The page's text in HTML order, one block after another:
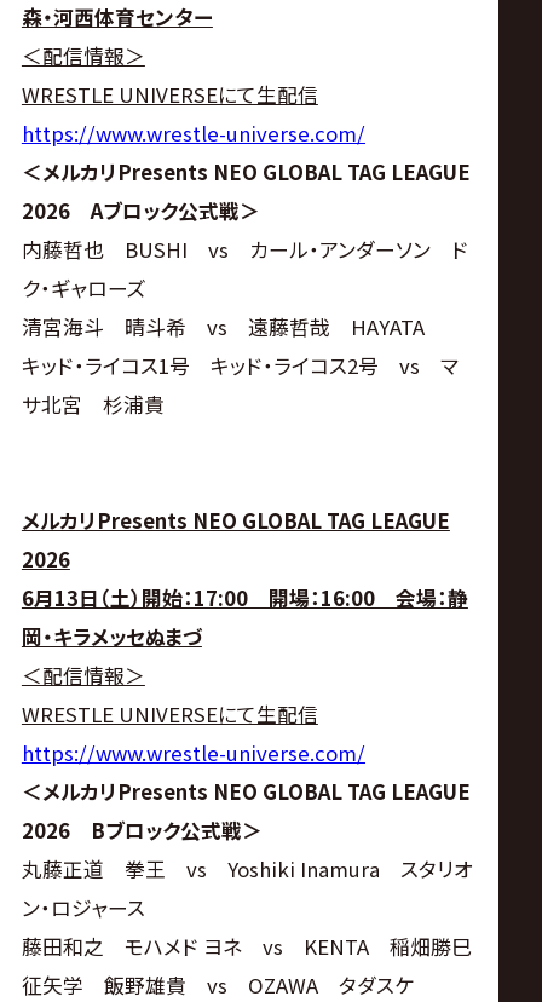
森・河西体育センター
＜配信情報＞
WRESTLE UNIVERSEにて生配信
https://www.wrestle-universe.com/
＜メルカリPresents NEO GLOBAL TAG LEAGUE
2026 Aブロック公式戦＞
内藤哲也 BUSHI vs カール・アンダーソン ド
ク・ギャローズ
清宮海斗 晴斗希 vs 遠藤哲哉 HAYATA
キッド・ライコス1号 キッド・ライコス2号 vs マ
サ北宮 杉浦貴
メルカリPresents NEO GLOBAL TAG LEAGUE
2026
6月13日（土）開始：17:00 開場：16:00 会場：静
岡・キラメッセぬまづ
＜配信情報＞
WRESTLE UNIVERSEにて生配信
https://www.wrestle-universe.com/
＜メルカリPresents NEO GLOBAL TAG LEAGUE
2026 Bブロック公式戦＞
丸藤正道 拳王 vs Yoshiki Inamura スタリオ
ン・ロジャース
藤田和之 モハメド ヨネ vs KENTA 稲畑勝巳
征矢学 飯野雄貴 vs OZAWA タダスケ